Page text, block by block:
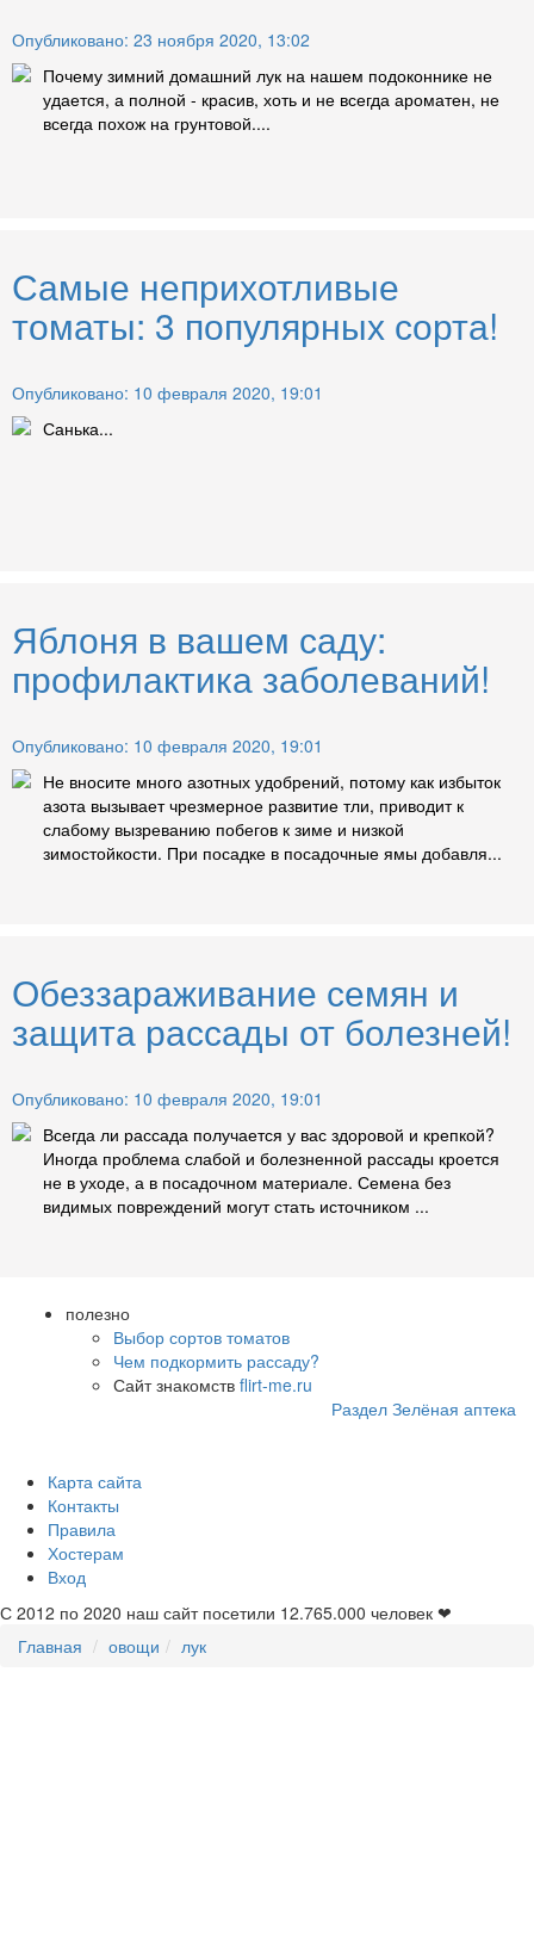
Опубликовано: 23 ноября 2020, 13:02
Почему зимний домашний лук на нашем подоконнике не
удается, а полной - красив, хоть и не всегда ароматен, не
всегда похож на грунтовой....
Самые неприхотливые
томаты: 3 популярных сорта!
Опубликовано: 10 февраля 2020, 19:01
Санька...
Яблоня в вашем саду:
профилактика заболеваний!
Опубликовано: 10 февраля 2020, 19:01
Не вносите много азотных удобрений, потому как избыток
азота вызывает чрезмерное развитие тли, приводит к
слабому вызреванию побегов к зиме и низкой
зимостойкости. При посадке в посадочные ямы добавля...
Обеззараживание семян и
защита рассады от болезней!
Опубликовано: 10 февраля 2020, 19:01
Всегда ли рассада получается у вас здоровой и крепкой?
Иногда проблема слабой и болезненной рассады кроется
не в уходе, а в посадочном материале. Семена без
видимых повреждений могут стать источником ...
полезно
Выбор сортов томатов
Чем подкормить рассаду?
Сайт знакомств flirt-me.ru
Раздел Зелёная аптека
Карта сайта
Контакты
Правила
Хостерам
Вход
С 2012 по 2020 наш сайт посетили 12.765.000 человек ❤
Главная
овощи лук